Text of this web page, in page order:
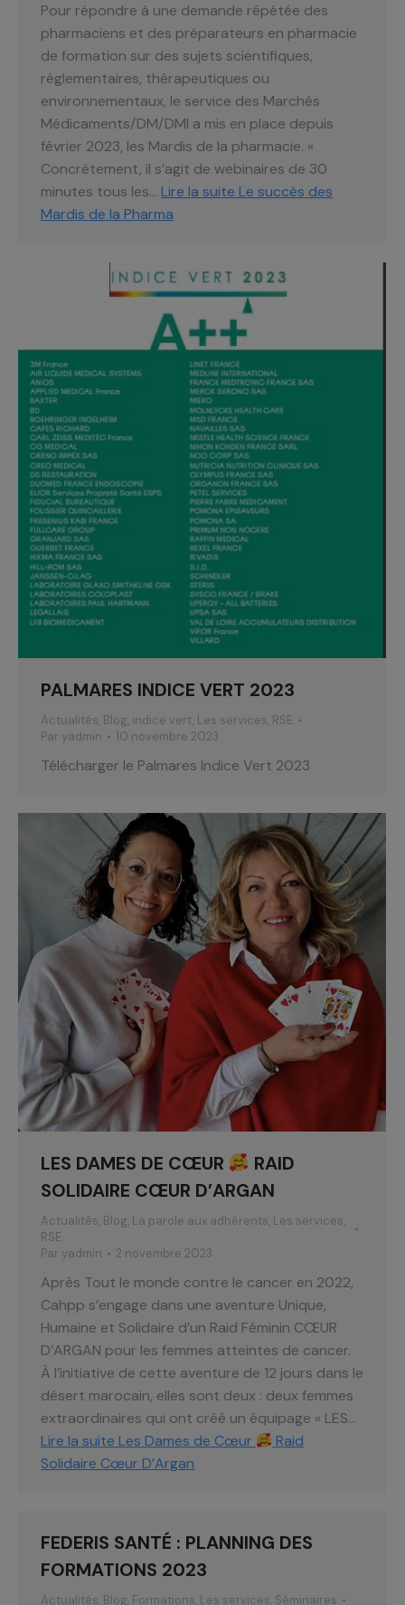
Pour répondre à une demande répétée des
pharmaciens et des préparateurs en pharmacie
de formation sur des sujets scientifiques,
réglementaires, thérapeutiques ou
environnementaux, le service des Marchés
Médicaments/DM/DMI a mis en place depuis
février 2023, les Mardis de la pharmacie. «
Concrètement, il s’agit de webinaires de 30
minutes tous les… Lire la suite Le succès des
Mardis de la Pharma
PALMARES INDICE VERT 2023
Actualités, Blog, indice vert, Les services, RSE
Par yadmin 10 novembre 2023
Télécharger le Palmares Indice Vert 2023
LES DAMES DE CŒUR
RAID
SOLIDAIRE CŒUR D’ARGAN
Actualités, Blog, La parole aux adhérents, Les services,
RSE
Par yadmin 2 novembre 2023
Après Tout le monde contre le cancer en 2022,
Cahpp s’engage dans une aventure Unique,
Humaine et Solidaire d’un Raid Féminin CŒUR
D’ARGAN pour les femmes atteintes de cancer.
À l’initiative de cette aventure de 12 jours dans le
désert marocain, elles sont deux : deux femmes
extraordinaires qui ont créé un équipage « LES…
Lire la suite Les Dames de Cœur
Raid
Solidaire Cœur D’Argan
FEDERIS SANTÉ : PLANNING DES
FORMATIONS 2023
Actualités, Blog, Formations, Les services, Séminaires